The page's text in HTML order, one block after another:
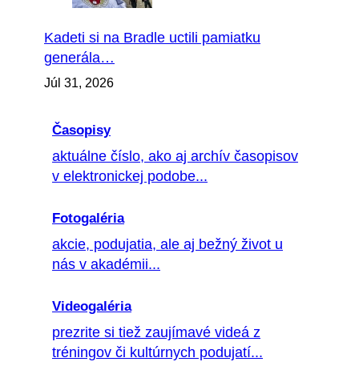
Kadeti si na Bradle uctili pamiatku
generála…
Júl 31, 2026
Časopisy
aktuálne číslo, ako aj archív časopisov
v elektronickej podobe...
Fotogaléria
akcie, podujatia, ale aj bežný život u
nás v akadémii...
Videogaléria
prezrite si tiež zaujímavé videá z
tréningov či kultúrnych podujatí...